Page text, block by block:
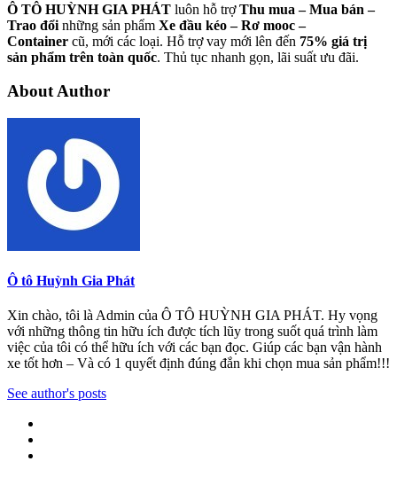
Ô TÔ HUỲNH GIA PHÁT luôn hỗ trợThu mua – Mua bán –
Trao đổi những sản phẩm Xe đầu kéo – Rơ mooc –
Container cũ, mới các loại. Hỗ trợ vay mới lên đến 75% giá trị
sản phẩm trên toàn quốc. Thủ tục nhanh gọn, lãi suất ưu đãi.
About Author
Ô tô Huỳnh Gia Phát
Xin chào, tôi là Admin của Ô TÔ HUỲNH GIA PHÁT. Hy vọng
với những thông tin hữu ích được tích lũy trong suốt quá trình làm
việc của tôi có thể hữu ích với các bạn đọc. Giúp các bạn vận hành
xe tốt hơn – Và có 1 quyết định đúng đắn khi chọn mua sản phẩm!!!
See author's posts